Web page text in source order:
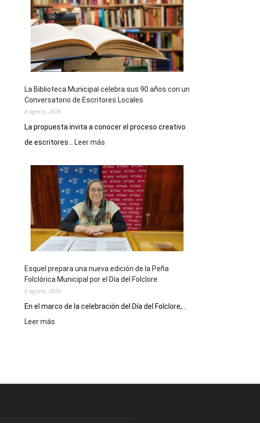
La Biblioteca Municipal celebra sus 90 años con un
Conversatorio de Escritores Locales
6 agosto, 2026
La propuesta invita a conocer el proceso creativo
de escritores...
Leer más
Municipal
celebra
sus
90
años
con
un
Conversatorio
Escritores
Locales
Esquel prepara una nueva edición de la Peña
Folclórica Municipal por el Día del Folclore
6 agosto, 2026
En el marco de la celebración del Día del Folclore,...
Leer más
de